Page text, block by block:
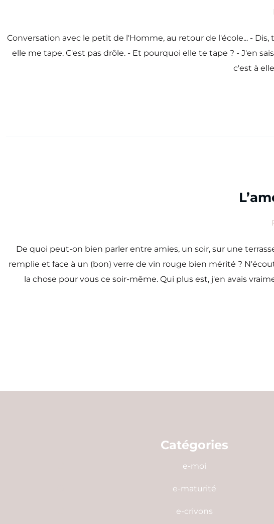
Conversation avec le petit de l'Homme, au retour de l'école... -
elle me tape. C'est pas drôle. - Et pourquoi elle te tape ? - J'en
c'est à
De quoi peut-on bien parler entre amies, un soir, sur une
remplie et face à un (bon) verre de vin rouge bien mérité ?
la chose pour vous ce soir-même. Qui plus est, j'en avais
Catégories
e-moi
e-maturité
e-crivons